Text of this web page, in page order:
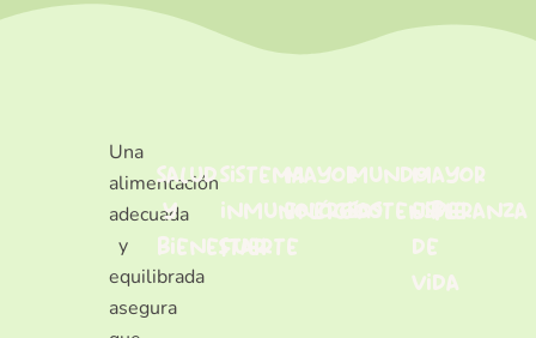
Una
alimentación
adecuada
y
equilibrada
asegura
salud
y
bienestar
sistema
inmunológico
fuerte
mayor
energía
mundo
sostenible
mayor
esperanza
de
vida